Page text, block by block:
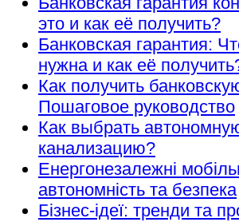
это и как её получить?
Банковская гарантия:
нужна и как её
Как получить
Пошаговое руководство
Как выбрать
канализацию?
Енергонезалежні
автономність та безпека
Бізнес-ідеї: тренди та